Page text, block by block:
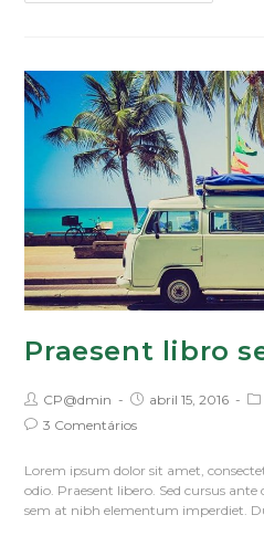
Praesent libro
CP@dmin abril 15, 2016
3 Comentários
Lorem ipsum dolor sit amet,
odio. Praesent libero. Sed cursus
sem at nibh elementum imperdiet.